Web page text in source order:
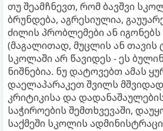
თუ შეამჩნევთ, რომ ბავშვი
ბრუნდება, აგრესიულია,
ძილის პრობლემები ან იგონებს
(მაგალითად, მუცლის ან თავის
სკოლაში არ წავიდეს - ეს
ნიშნებია. ნუ დატოვებთ ამას
დაელაპარაკეთ შვილს
კრიტიკისა და
საჭიროების შემთხვევაში,
საქმეში სკოლის